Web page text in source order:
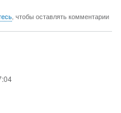
, чтобы оставлять комментарии